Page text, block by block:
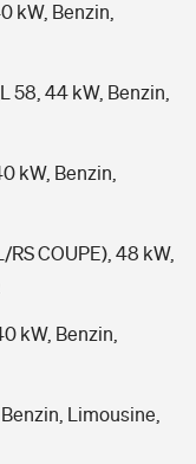
kW, Benzin,
58, 44 kW, Benzin,
kW, Benzin,
RS COUPE), 48 kW,
kW, Benzin,
Limousine,